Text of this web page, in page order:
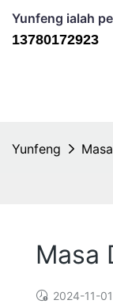
Yunfeng ialah
13780172923
Yunfeng
Masa
2024-11-01